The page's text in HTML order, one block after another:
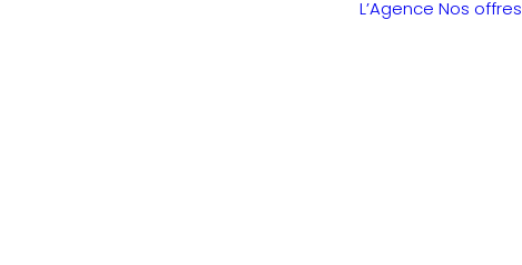
L’Agence Nos offres